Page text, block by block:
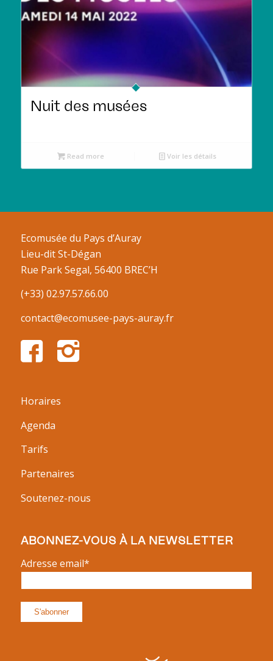
Nuit des musées
Read more Voir les détails
Ecomusée du Pays d’Auray
Lieu-dit St-Dégan
Rue Park Segal, 56400 BREC’H
(+33) 02.97.57.66.00
contact@ecomusee-pays-auray.fr
Horaires
Agenda
Tarifs
Partenaires
Soutenez-nous
ABONNEZ-VOUS À LA NEWSLETTER
Adresse email*